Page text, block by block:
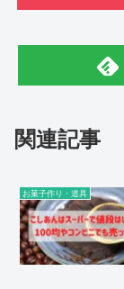
関連記事
お菓子作り・道具